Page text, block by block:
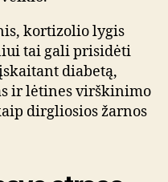
kortizolio lygis
tai gali prisidėti
diabetą,
ir lėtines virškinimo
dirgliosios žarnos